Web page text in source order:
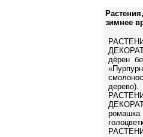
зимнее
дёрен
дерево).